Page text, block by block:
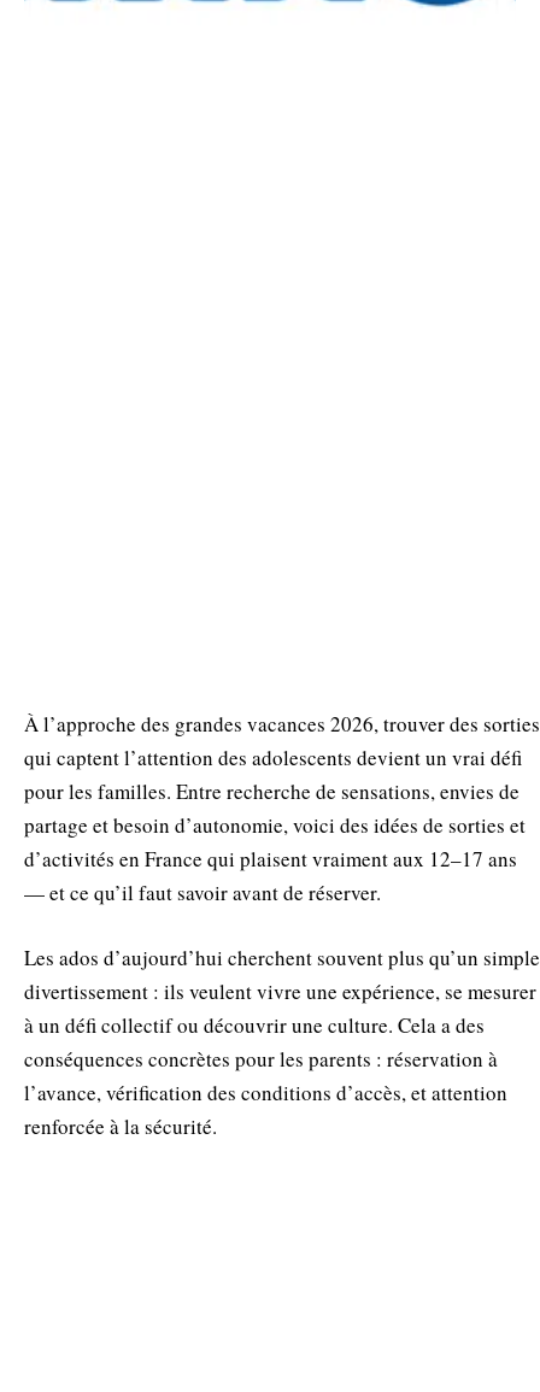
À l’approche des grandes vacances 2026, trouver des sorties
qui captent l’attention des adolescents devient un vrai défi
pour les familles. Entre recherche de sensations, envies de
partage et besoin d’autonomie, voici des idées de sorties et
d’activités en France qui plaisent vraiment aux 12–17 ans
— et ce qu’il faut savoir avant de réserver.
Les ados d’aujourd’hui cherchent souvent plus qu’un simple
divertissement : ils veulent vivre une expérience, se mesurer
à un défi collectif ou découvrir une culture. Cela a des
conséquences concrètes pour les parents : réservation à
l’avance, vérification des conditions d’accès, et attention
renforcée à la sécurité.